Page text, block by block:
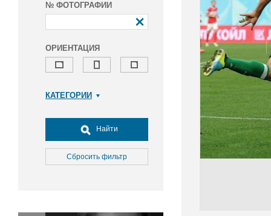
№ ФОТОГРАФИИ
ОРИЕНТАЦИЯ
КАТЕГОРИИ
Досуг, туризм и отдых
Культура
Медицина
Найти
Сбросить фильтр